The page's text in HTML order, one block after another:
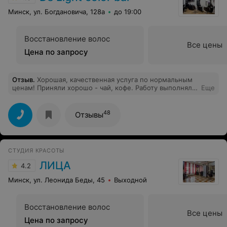
тоже самое. Ой, только появилась запись, только
обновилось.... Маникюр сделать не можем. Если вам
идите в другой салон. Здесь очень ненадежный и
непорядочный бизнес!
Минск, ул. Богдановича, 128а до 19:00
Восстановление волос
Цена по запросу
Все цены
Отзыв. Хорошая, качественная услуга по нормальным
ценам! Приняли хорошо - чай, кофе. Работу выполняли
Еще
Отзывы48
СТУДИЯ КРАСОТЫ
4.2 ЛИЦА
Минск, ул. Леонида Беды, 45 Выходной
Восстановление волос
Цена по запросу
Все цены